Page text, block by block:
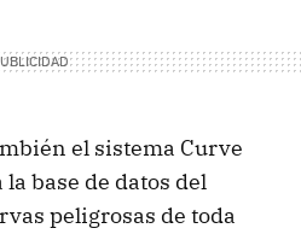
el sistema Curve
base de datos del
peligrosas de toda